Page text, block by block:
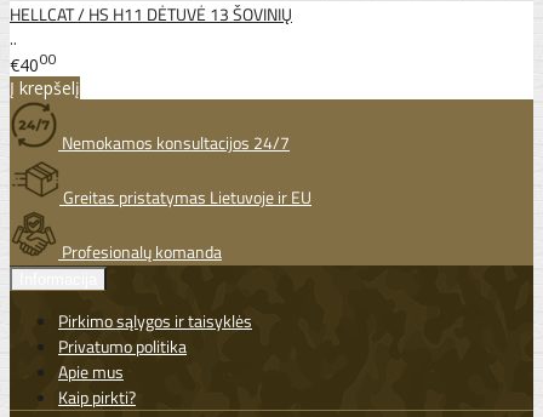
HELLCAT / HS H11 DĖTUVĖ 13 ŠOVINIŲ
..
€4000
Į krepšelį
Nemokamos konsultacijos 24/7
Greitas pristatymas Lietuvoje ir EU
Profesionalų komanda
Pirkimo sąlygos ir taisyklės
Privatumo politika
Apie mus
Kaip pirkti?